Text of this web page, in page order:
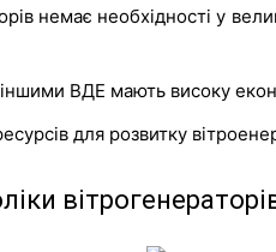
немає необхідності у
іншими ВДЕ мають високу
для розвитку